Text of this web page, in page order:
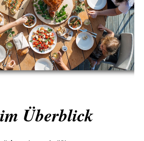
Überblick